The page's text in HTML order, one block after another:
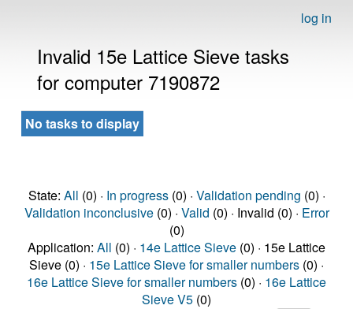
log in
Invalid 15e Lattice Sieve tasks
for computer 7190872
No tasks to display
State: All (0) · In progress(0) · Validation pending (0) ·
Validation inconclusive(0) · Valid (0) · Invalid (0) · Error
(0)
Application: All (0) · 14e Lattice Sieve (0) · 15e Lattice
Sieve (0) · 15e Lattice Sieve for smaller numbers (0) ·
16e Lattice Sieve for smaller numbers (0) · 16e Lattice
Sieve V5 (0)